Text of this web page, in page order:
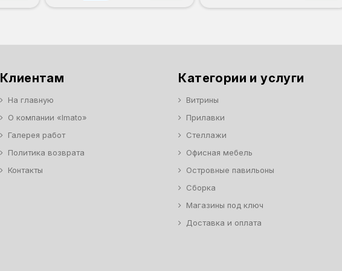
Орех
Белый
Серый
Светлый бук
Венге
Дуб сонома
Клиентам
На главную
О компании «Imato»
Галерея работ
Политика возврата
Контакты
Категории и услуги
Витрины
Прилавки
Стеллажи
Офисная мебель
Островные павильоны
Сборка
Магазины под ключ
Доставка и оплата